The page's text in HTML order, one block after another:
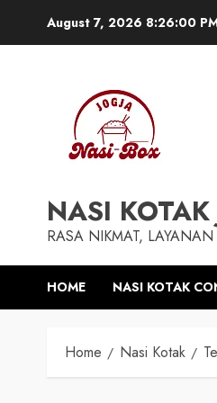
August 7, 2026 8:26:01 PM
NASI KOTAK
RASA NIKMAT, LAYANAN
HOME NASI KOTAK
Home Nasi Kotak